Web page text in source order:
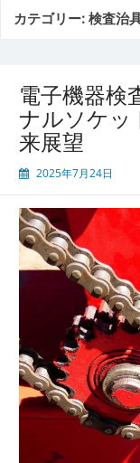
カテゴリー:検査治
電子機器検
ナルソケッ
来展望
2025年7月24日